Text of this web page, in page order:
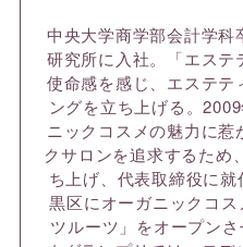
中央大学商学部会計学科
研究所に入社。「エステ
使命感を感じ、エステテ
ングを立ち上げる。
ニックコスメの魅力に惹
クサロンを追求するため
ち上げ、代表取締役に
黒区にオーガニックコ
ツルーツ」をオープン